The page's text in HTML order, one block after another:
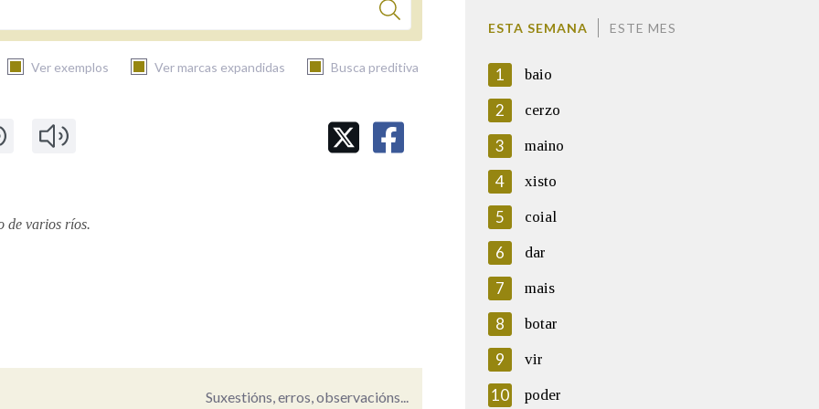
Ver exemplos Ver marcas expandidas Busca preditiva
de varios ríos.
Suxestións, erros, observacións...
ESTA SEMANA ESTE MES
1 baio
2 cerzo
3 maino
4 xisto
5 coial
6 dar
7 mais
8 botar
9 vir
10 poder